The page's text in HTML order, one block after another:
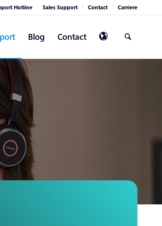
Hotline Sales Support Contact Carriere
Blog Contact